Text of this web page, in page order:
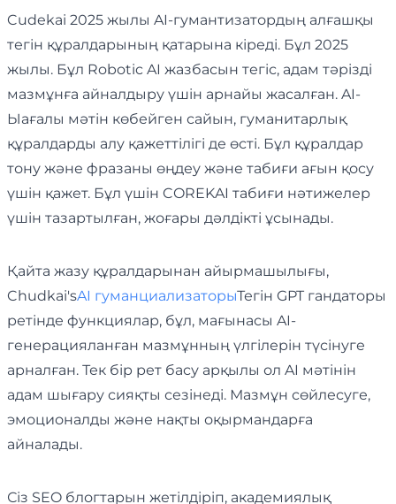
Cudekai 2025 жылы AI-гумантизатордың алғашқы
тегін құралдарының қатарына кіреді. Бұл 2025
жылы. Бұл Robotic AI жазбасын тегіс, адам тәрізді
мазмұнға айналдыру үшін арнайы жасалған. AI-
Ыағалы мәтін көбейген сайын, гуманитарлық
құралдарды алу қажеттілігі де өсті. Бұл құралдар
тону және фразаны өңдеу және табиғи ағын қосу
үшін қажет. Бұл үшін COREKAI табиғи нәтижелер
үшін тазартылған, жоғары дәлдікті ұсынады.
Қайта жазу құралдарынан айырмашылығы,
Chudkai'sAI гуманциализаторыТегін GPT гандаторы
ретінде функциялар, бұл, мағынасы AI-
генерацияланған мазмұнның үлгілерін түсінуге
арналған. Тек бір рет басу арқылы ол AI мәтінін
адам шығару сияқты сезінеді. Мазмұн сөйлесуге,
эмоционалды және нақты оқырмандарға
айналады.
Сіз SEO блогтарын жетілдіріп, академиялық